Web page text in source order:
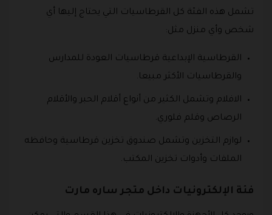
تشمل هذه الفئة كل القرطاسيات التي يحتاج إليها أي
شخص وأي منزل مثل:
القرطاسية الإبداعية قرطاسيات العودة للمدارس
والقرطاسيات الأكثر مبيعا.
الافلام وتشمل الكثير من أنواع أقلام الحبر والأقلام
الرصاص وقلم فلوري.
لوازم التخزين وتشمل صندوق تخزين قرطاسية وحافظه
الملفات وأدوات تخزين المكتب.
فئة الإلكترونيات داخل متجر ساره مارت